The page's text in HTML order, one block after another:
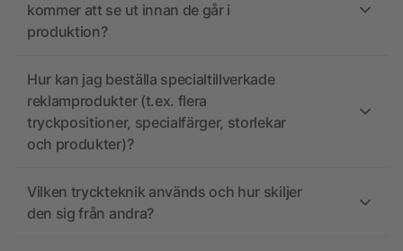
kommer att se ut innan de går i
produktion?
Hur kan jag beställa specialtillverkade
reklamprodukter (t.ex. flera
tryckpositioner, specialfärger, storlekar
och produkter)?
Vilken tryckteknik används och hur skiljer
den sig från andra?